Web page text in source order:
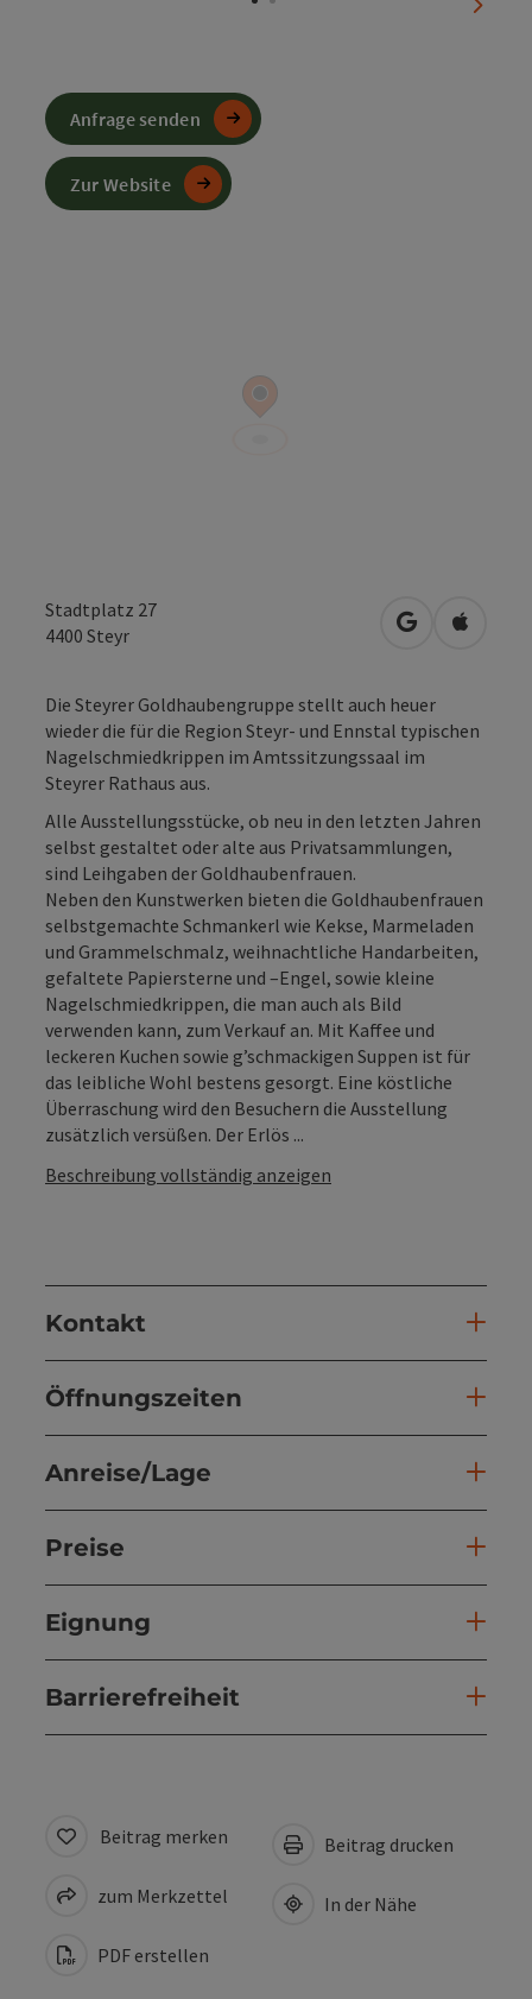
Stadtplatz 27
4400 Steyr in Google
in
Die Steyrer Goldhaubengruppe stellt auch heuer
wieder die für die Region Steyr- und Ennstal typischen
Nagelschmiedkrippen im Amtssitzungssaal im
Steyrer Rathaus aus.
Alle Ausstellungsstücke, ob neu in den letzten Jahren
selbst gestaltet oder alte aus Privatsammlungen,
sind Leihgaben der Goldhaubenfrauen.
Neben den Kunstwerken bieten die Goldhaubenfrauen
selbstgemachte Schmankerl wie Kekse, Marmeladen
und Grammelschmalz, weihnachtliche Handarbeiten,
gefaltete Papiersterne und –Engel, sowie kleine
Nagelschmiedkrippen, die man auch als Bild
verwenden kann, zum Verkauf an. Mit Kaffee und
leckeren Kuchen sowie g’schmackigen Suppen ist für
das leibliche Wohl bestens gesorgt. Eine köstliche
Überraschung wird den Besuchern die Ausstellung
zusätzlich versüßen. Der Erlös ...
Beschreibung vollständig anzeigen
Kontakt
Öffnungszeiten
Anreise/Lage
Preise
Eignung
Barrierefreiheit
Anfrage senden
Zur Website
Beitrag merken
zum Merkzettel
PDF erstellen
Beitrag drucken
In der Nähe